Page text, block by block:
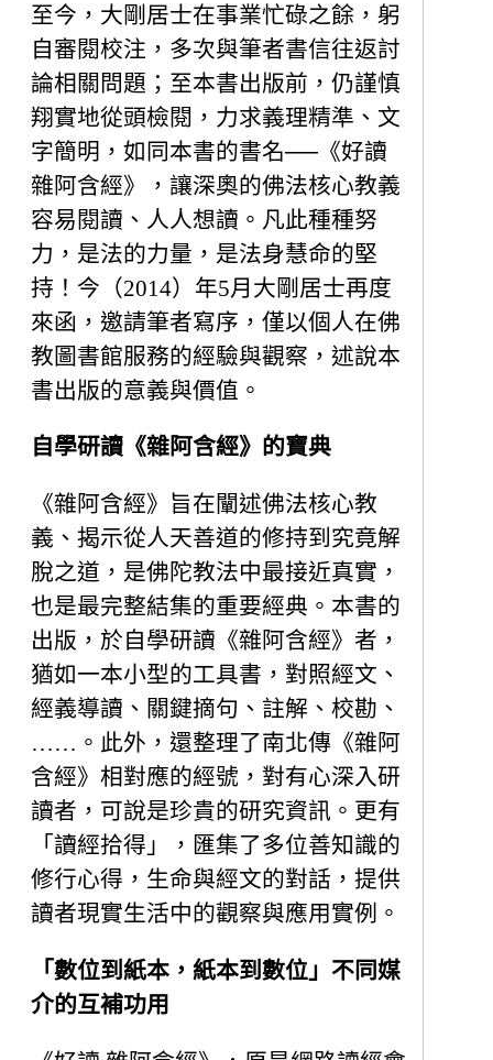
至今，大剛居士在事業忙碌之餘，躬
自審閱校注，多次與筆者書信往返討
論相關問題；至本書出版前，仍謹慎
翔實地從頭檢閱，力求義理精準、文
字簡明，如同本書的書名──《好讀
雜阿含經》，讓深奧的佛法核心教義
容易閱讀、人人想讀。凡此種種努
力，是法的力量，是法身慧命的堅
持！今（2014）年5月大剛居士再度
來函，邀請筆者寫序，僅以個人在佛
教圖書館服務的經驗與觀察，述說本
書出版的意義與價值。
自學研讀《雜阿含經》的寶典
《雜阿含經》旨在闡述佛法核心教
義、揭示從人天善道的修持到究竟解
脫之道，是佛陀教法中最接近真實，
也是最完整結集的重要經典。本書的
出版，於自學研讀《雜阿含經》者，
猶如一本小型的工具書，對照經文、
經義導讀、關鍵摘句、註解、校勘、
……。此外，還整理了南北傳《雜阿
含經》相對應的經號，對有心深入研
讀者，可說是珍貴的研究資訊。更有
「讀經拾得」，匯集了多位善知識的
修行心得，生命與經文的對話，提供
讀者現實生活中的觀察與應用實例。
「數位到紙本，紙本到數位」不同媒
介的互補功用